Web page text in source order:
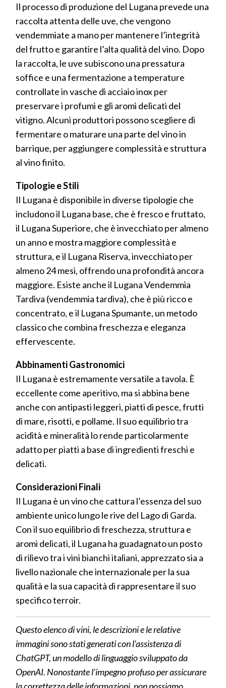
Il processo di produzione del Lugana prevede una
raccolta attenta delle uve, che vengono
vendemmiate a mano per mantenere l’integrità
del frutto e garantire l’alta qualità del vino. Dopo
la raccolta, le uve subiscono una pressatura
soffice e una fermentazione a temperature
controllate in vasche di acciaio inox per
preservare i profumi e gli aromi delicati del
vitigno. Alcuni produttori possono scegliere di
fermentare o maturare una parte del vino in
barrique, per aggiungere complessità e struttura
al vino finito.
Tipologie e Stili
Il Lugana è disponibile in diverse tipologie che
includono il Lugana base, che è fresco e fruttato,
il Lugana Superiore, che è invecchiato per almeno
un anno e mostra maggiore complessità e
struttura, e il Lugana Riserva, invecchiato per
almeno 24 mesi, offrendo una profondità ancora
maggiore. Esiste anche il Lugana Vendemmia
Tardiva (vendemmia tardiva), che è più ricco e
concentrato, e il Lugana Spumante, un metodo
classico che combina freschezza e eleganza
effervescente.
Abbinamenti Gastronomici
Il Lugana è estremamente versatile a tavola. È
eccellente come aperitivo, ma si abbina bene
anche con antipasti leggeri, piatti di pesce, frutti
di mare, risotti, e pollame. Il suo equilibrio tra
acidità e mineralità lo rende particolarmente
adatto per piatti a base di ingredienti freschi e
delicati.
Considerazioni Finali
Il Lugana è un vino che cattura l’essenza del suo
ambiente unico lungo le rive del Lago di Garda.
Con il suo equilibrio di freschezza, struttura e
aromi delicati, il Lugana ha guadagnato un posto
di rilievo tra i vini bianchi italiani, apprezzato sia a
livello nazionale che internazionale per la sua
qualità e la sua capacità di rappresentare il suo
specifico terroir.
Questo elenco di vini, le descrizioni e le relative
immagini sono stati generati con l’assistenza di
ChatGPT, un modello di linguaggio sviluppato da
OpenAI. Nonostante l’impegno profuso per assicurare
la correttezza delle informazioni, non possiamo